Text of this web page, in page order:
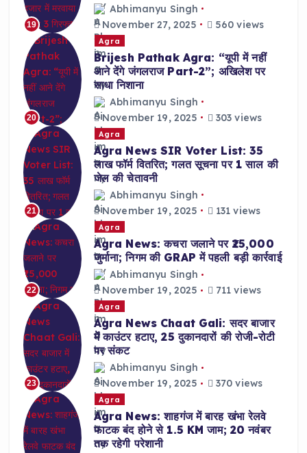
19
Abhimanyu Singh
November 27, 2025
560 views
20
Agra
Brijesh Pathak Agra: “यूपी में नहीं
आने देंगे जंगलराज Part-2”; अखिलेश पर
साधा निशाना
Abhimanyu Singh
November 19, 2025
303 views
21
Agra
Agra News SIR Voter List: 35
लाख फॉर्म वितरित; गलत सूचना पर 1 साल की
जेल की चेतावनी
Abhimanyu Singh
November 19, 2025
131 views
22
Agra
Agra News: कचरा जलाने पर ₹25,000
जुर्माना; निगम की GRAP में पहली बड़ी कार्रवाई
Abhimanyu Singh
November 19, 2025
711 views
23
Agra
Agra News Chaat Gali: सदर बाजार
में काउंटर हटाए, 25 दुकानदारों की रोजी-रोटी
पर संकट
Abhimanyu Singh
November 19, 2025
370 views
Agra
Agra News: शाहगंज में बारह खंभा रेलवे
फाटक बंद होने से 1.5 KM जाम; 20 नवंबर
तक रहेगी परेशानी